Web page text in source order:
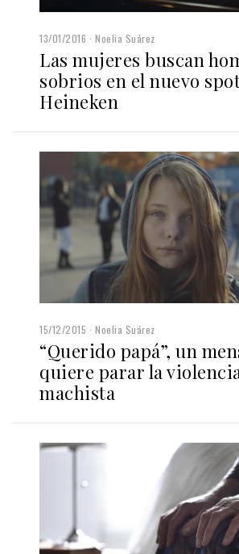
13/01/2016 Noelia Suárez
Las mujeres buscan
sobrios en el nuevo
Heineken
15/12/2015 Noelia Suárez
“Querido papá”, un
quiere parar la
machista